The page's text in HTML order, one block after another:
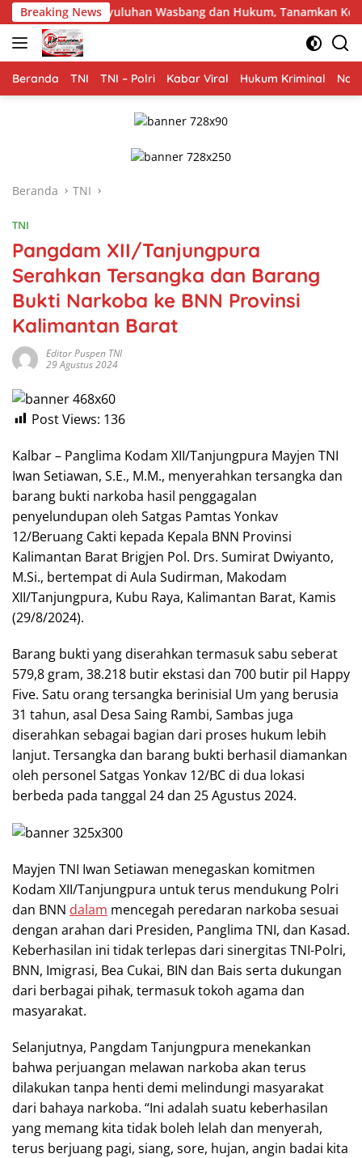
Langsung
ke
konten
Breaking News
Penyuluhan Wasbang dan Hukum, Tanamkan Kesadaran
Beranda TNI TNI – Polri Kabar Viral Hukum Kriminal
Beranda TNI
TNI
Pangdam XII/Tanjungpura
Serahkan Tersangka dan Barang
Bukti Narkoba ke BNN Provinsi
Kalimantan Barat
Editor Puspen TNI
29 Agustus 2024
Post Views: 136
Kalbar – Panglima Kodam XII/Tanjungpura Mayjen TNI
Iwan Setiawan, S.E., M.M., menyerahkan tersangka dan
barang bukti narkoba hasil penggagalan
penyelundupan oleh Satgas Pamtas Yonkav
12/Beruang Cakti kepada Kepala BNN Provinsi
Kalimantan Barat Brigjen Pol. Drs. Sumirat Dwiyanto,
M.Si., bertempat di Aula Sudirman, Makodam
XII/Tanjungpura, Kubu Raya, Kalimantan Barat, Kamis
(29/8/2024).
Barang bukti yang diserahkan termasuk sabu seberat
579,8 gram, 38.218 butir ekstasi dan 700 butir pil Happy
Five. Satu orang tersangka berinisial Um yang berusia
31 tahun, asal Desa Saing Rambi, Sambas juga
diserahkan sebagai bagian dari proses hukum lebih
lanjut. Tersangka dan barang bukti berhasil diamankan
oleh personel Satgas Yonkav 12/BC di dua lokasi
berbeda pada tanggal 24 dan 25 Agustus 2024.
Mayjen TNI Iwan Setiawan menegaskan komitmen
Kodam XII/Tanjungpura untuk terus mendukung Polri
dan BNN dalam mencegah peredaran narkoba sesuai
dengan arahan dari Presiden, Panglima TNI, dan Kasad.
Keberhasilan ini tidak terlepas dari sinergitas TNI-Polri,
BNN, Imigrasi, Bea Cukai, BIN dan Bais serta dukungan
dari berbagai pihak, termasuk tokoh agama dan
masyarakat.
Selanjutnya, Pangdam Tanjungpura menekankan
bahwa perjuangan melawan narkoba akan terus
dilakukan tanpa henti demi melindungi masyarakat
dari bahaya narkoba. “Ini adalah suatu keberhasilan
yang memang kita tidak boleh lelah dan menyerah,
terus berjuang pagi, siang, sore, hujan, angin badai kita